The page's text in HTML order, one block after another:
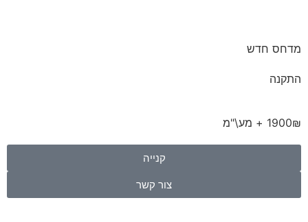
מדחס חדש
התקנה
1900₪ + מע\"מ
קנייה
צור קשר